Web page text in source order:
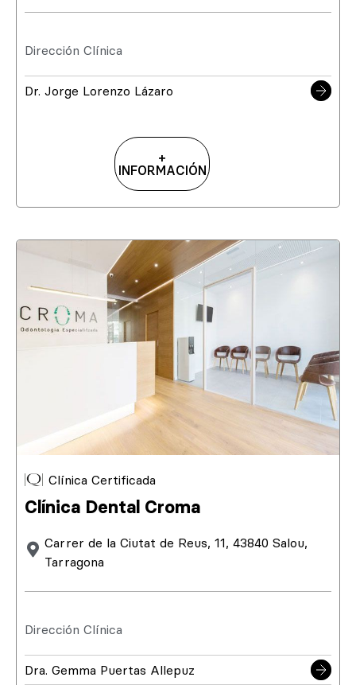
Dirección Clínica
Dr. Jorge Lorenzo Lázaro
+
INFORMACIÓN
Clínica Certificada
Clínica Dental Croma
Carrer de la Ciutat de Reus, 11, 43840 Salou,
Tarragona
Dirección Clínica
Dra. Gemma Puertas Allepuz